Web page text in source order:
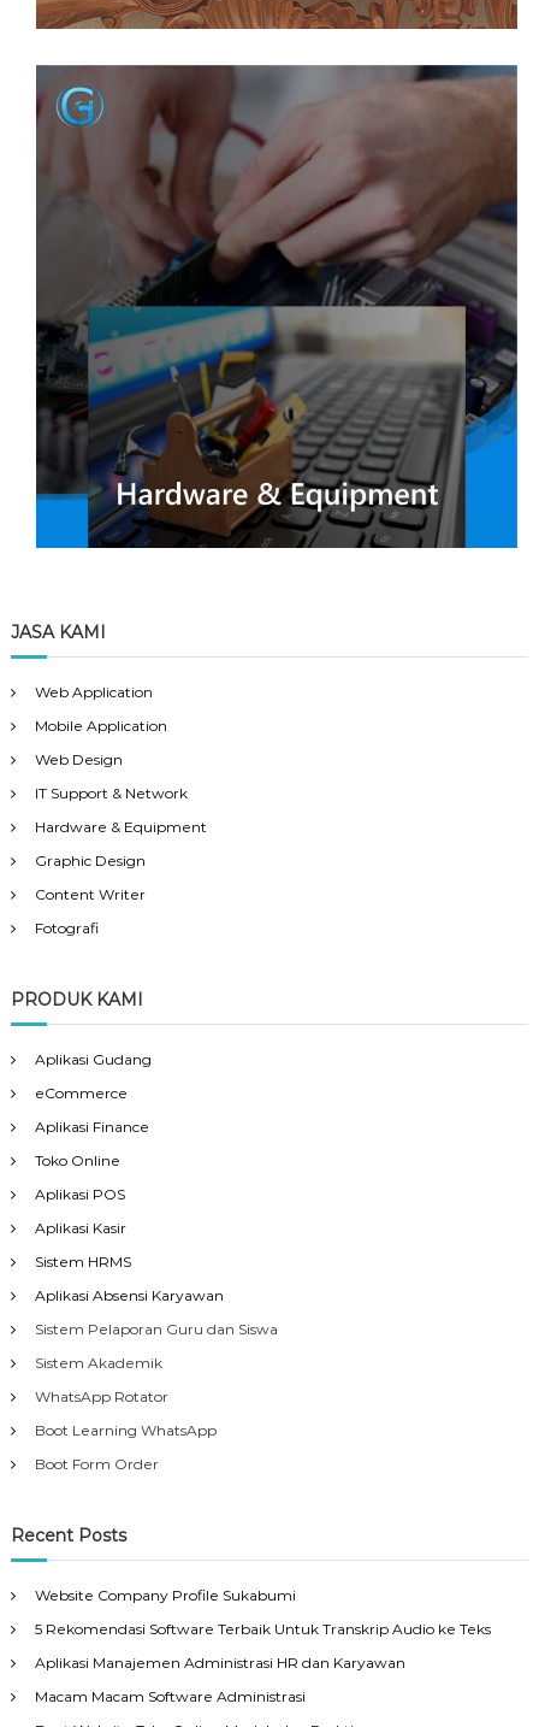
JASA KAMI
Web Application
Mobile Application
Web Design
IT Support & Network
Hardware & Equipment
Graphic Design
Content Writer
Fotografi
PRODUK KAMI
Aplikasi Gudang
eCommerce
Aplikasi Finance
Toko Online
Aplikasi POS
Aplikasi Kasir
Sistem HRMS
Aplikasi Absensi Karyawan
Sistem Pelaporan Guru dan Siswa
Sistem Akademik
WhatsApp Rotator
Boot Learning WhatsApp
Boot Form Order
Recent Posts
Website Company Profile Sukabumi
5 Rekomendasi Software Terbaik Untuk Transkrip Audio ke Teks
Aplikasi Manajemen Administrasi HR dan Karyawan
Macam Macam Software Administrasi